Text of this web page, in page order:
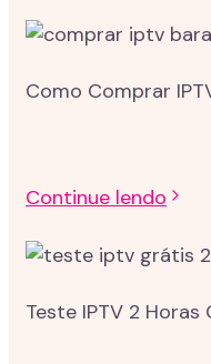
Como Comprar
Continue lendo
Teste IPTV 2